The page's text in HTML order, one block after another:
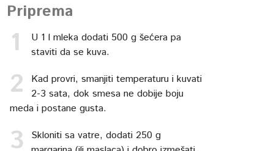
Priprema
U 1 l mleka dodati 500 g šećera pa
staviti da se kuva.
Kad provri, smanjiti temperaturu i kuvati
2-3 sata, dok smesa ne dobije boju
meda i postane gusta.
Skloniti sa vatre, dodati 250 g